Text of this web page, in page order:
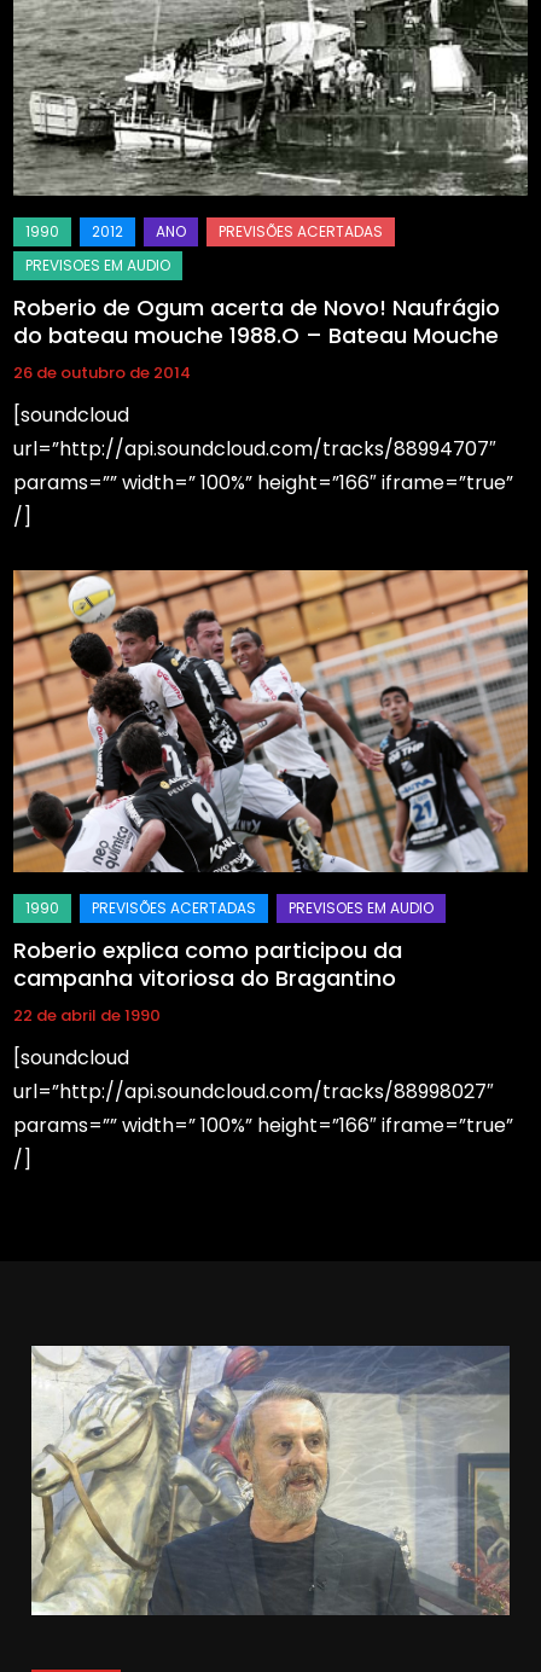
Roberio de Ogum acerta de Novo! Naufrágio
do bateau mouche 1988.O – Bateau Mouche
26 de outubro de 2014
[soundcloud
url=”http://api.soundcloud.com/tracks/88994707″
params=”” width=” 100%” height=”166″ iframe=”true”
/]
Roberio explica como participou da
campanha vitoriosa do Bragantino
22 de abril de 1990
[soundcloud
url=”http://api.soundcloud.com/tracks/88998027″
params=”” width=” 100%” height=”166″ iframe=”true”
/]